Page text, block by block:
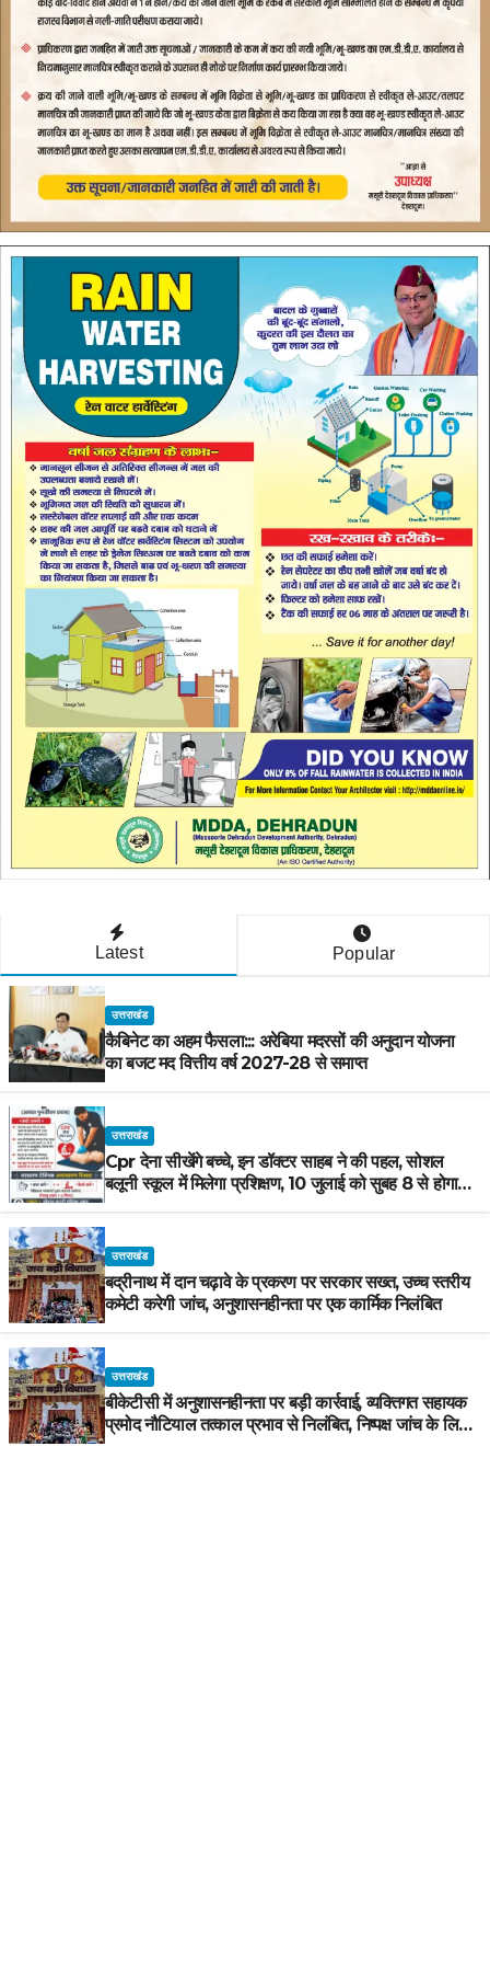
Latest Popular
उत्तराखंड
कैबिनेट का अहम फैसला::: अरेबिया मदरसों की अनुदान योजना
का बजट मद वित्तीय वर्ष 2027-28 से समाप्त
उत्तराखंड
Cpr देना सीखेंगे बच्चे, इन डॉक्टर साहब ने की पहल, सोशल
बलूनी स्कूल में मिलेगा प्रशिक्षण, 10 जुलाई को सुबह 8 से होगा
उत्तराखंड
बद्रीनाथ में दान चढ़ावे के प्रकरण पर सरकार सख्त, उच्च स्तरीय
कमेटी करेगी जांच, अनुशासनहीनता पर एक कार्मिक निलंबित
उत्तराखंड
बीकेटीसी में अनुशासनहीनता पर बड़ी कार्रवाई, व्यक्तिगत सहायक
प्रमोद नौटियाल तत्काल प्रभाव से निलंबित, निष्पक्ष जांच के लिए